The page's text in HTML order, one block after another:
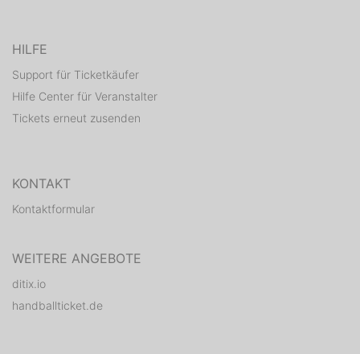
HILFE
Support für Ticketkäufer
Hilfe Center für Veranstalter
Tickets erneut zusenden
KONTAKT
Kontaktformular
WEITERE ANGEBOTE
ditix.io
handballticket.de